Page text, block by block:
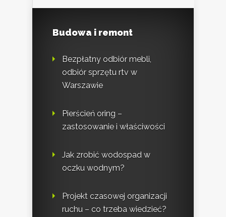
Budowa i remont
Bezpłatny odbiór mebli,
odbiór sprzętu rtv w
Warszawie
Pierścień oring –
zastosowanie i właściwości
Jak zrobić wodospad w
oczku wodnym?
Projekt czasowej organizacji
ruchu – co trzeba wiedzieć?